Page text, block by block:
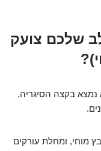
שלכם צועק
בקצה הסיגריה.
מוחי, ומחלת עורקים